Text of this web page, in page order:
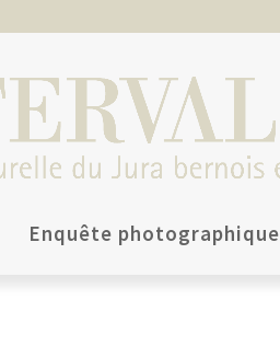
Enquête photographique